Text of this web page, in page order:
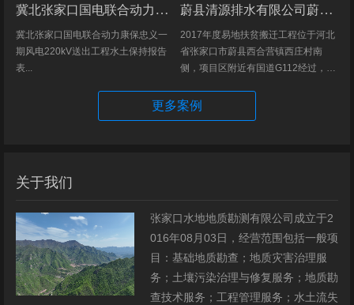
冀北张家口国电联合动力康保忠义一期风电220kV送出工程水土保持报告表
冀北张家口国电联合动力康保忠义一
期风电220kV送出工程水土保持报告
表...
蔚县清源排水有限公司蔚县2017年度易地扶贫搬迁工程（一期）水土保持方案
2017年度易地扶贫搬迁工程位于河北
省张家口市蔚县西合营镇西庄村南
侧，项目区附近有国道G112经过，交
位置优越。项目地理位置图见附图1。
项目总占地面积14.82hm2,...
更多案例
关于我们
张家口水地地质勘测有限公司成立于2
016年08月03日，经营范围包括一般项
目：基础地质勘查；地质灾害治理服
务；土壤污染治理与修复服务；地质勘
查技术服务；工程管理服务；水土流失